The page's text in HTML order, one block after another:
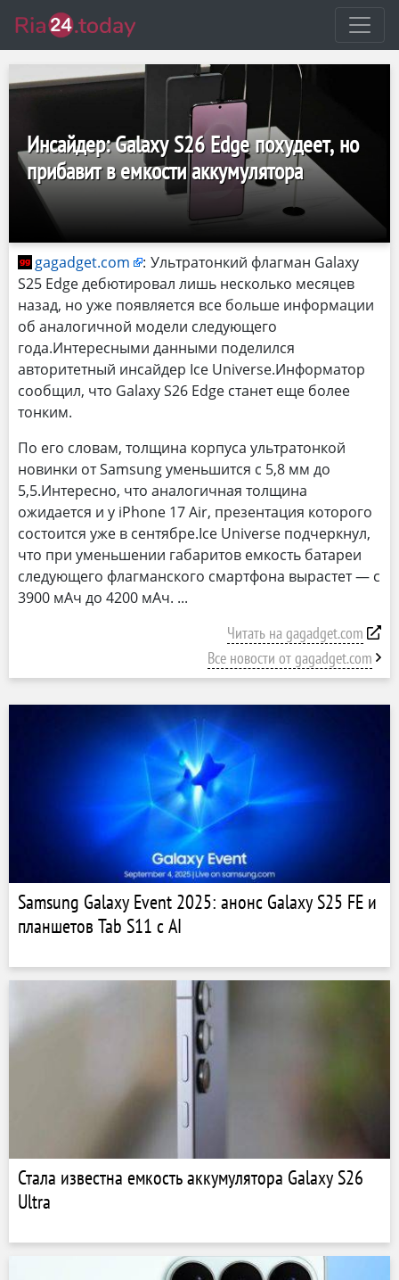
Инсайдер: Galaxy S26 Edge похудеет, но
прибавит в емкости аккумулятора
gagadget.com : Ультратонкий флагман Galaxy
S25 Edge дебютировал лишь несколько месяцев
назад, но уже появляется все больше информации
об аналогичной модели следующего
года.Интересными данными поделился
авторитетный инсайдер Ice Universe.Информатор
сообщил, что Galaxy S26 Edge станет еще более
тонким.
По его словам, толщина корпуса ультратонкой
новинки от Samsung уменьшится с 5,8 мм до
5,5.Интересно, что аналогичная толщина
ожидается и у iPhone 17 Air, презентация которого
состоится уже в сентябре.Ice Universe подчеркнул,
что при уменьшении габаритов емкость батареи
следующего флагманского смартфона вырастет — с
3900 мАч до 4200 мАч.
Читать на gagadget.com
Все новости от gagadget.com
Samsung Galaxy Event 2025: анонс Galaxy S25 FE и
планшетов Tab S11 с AI
Стала известна емкость аккумулятора Galaxy S26
Ultra